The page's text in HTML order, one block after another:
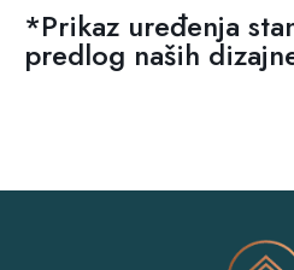
*Prikaz uređenja
predlog naših